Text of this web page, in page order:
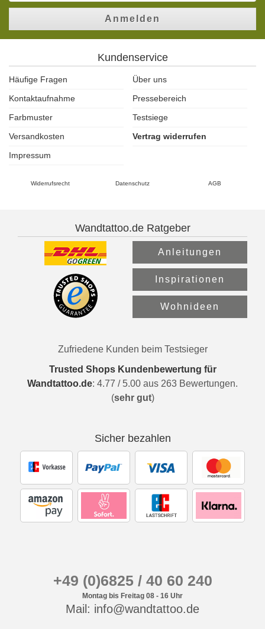
Anmelden
Kundenservice
Häufige Fragen
Über uns
Kontaktaufnahme
Pressebereich
Farbmuster
Testsiege
Versandkosten
Vertrag widerrufen
Impressum
Widerrufsrecht Datenschutz AGB
Wandtattoo.de Ratgeber
Anleitungen
Inspirationen
Wohnideen
Zufriedene Kunden beim Testsieger
Trusted Shops Kundenbewertung für
Wandtattoo.de: 4.77 / 5.00 aus 263 Bewertungen.
(sehr gut)
Sicher bezahlen
+49 (0)6825 / 40 60 240
Montag bis Freitag 08 - 16 Uhr
Mail: info@wandtattoo.de